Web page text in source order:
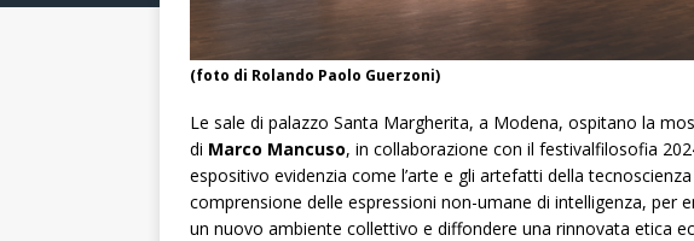
(foto di Rolando Paolo Guerzoni)
Le sale di palazzo Santa Margherita, a Modena, ospitano la
di Marco Mancuso, in collaborazione con il festivalfilosofia
espositivo evidenzia come l’arte e gli artefatti della
comprensione delle espressioni non-umane di intelligenza, per
un nuovo ambiente collettivo e diffondere una rinnovata etica